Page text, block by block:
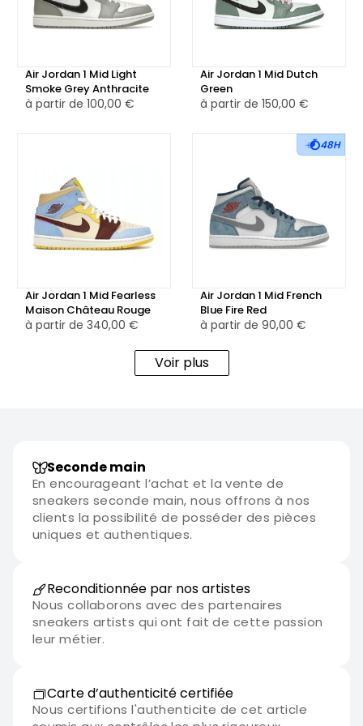
La languette est en nylon beige, surmontée d’un branding
chromatique de la paire. La semelle intermédiaire en
caoutchouc blanc cassé apporte un contraste léger,
tandis que la outsole marron foncé assure cohérence et
adhérence, fidèle à l’esthétique naturelle du modèle.
Disponible en version neuve ou reconditionnée selon les
stocks, la Air Jordan 1 Mid Earthy Brown est idéale pour
celles et ceux qui recherchent une paire sobre et texturée,
capable de s’adapter à toutes les saisons sans compromis
Air Jordan 1 Mid Light
Smoke Grey Anthracite
à partir de 100,00 €
Air Jordan 1 Mid Dutch
Green
à partir de 150,00 €
Air Jordan 1 Mid Fearless
Maison Château Rouge
à partir de 340,00 €
48H
Air Jordan 1 Mid French
Blue Fire Red
à partir de 90,00 €
Voir plus
Seconde main
En encourageant l’achat et la vente de
sneakers seconde main, nous offrons à nos
clients la possibilité de posséder des pièces
uniques et authentiques.
Reconditionnée par nos artistes
Nous collaborons avec des partenaires
sneakers artists qui ont fait de cette passion
leur métier.
Carte d’authenticité certifiée
Nous certifions l'authenticite de cet article